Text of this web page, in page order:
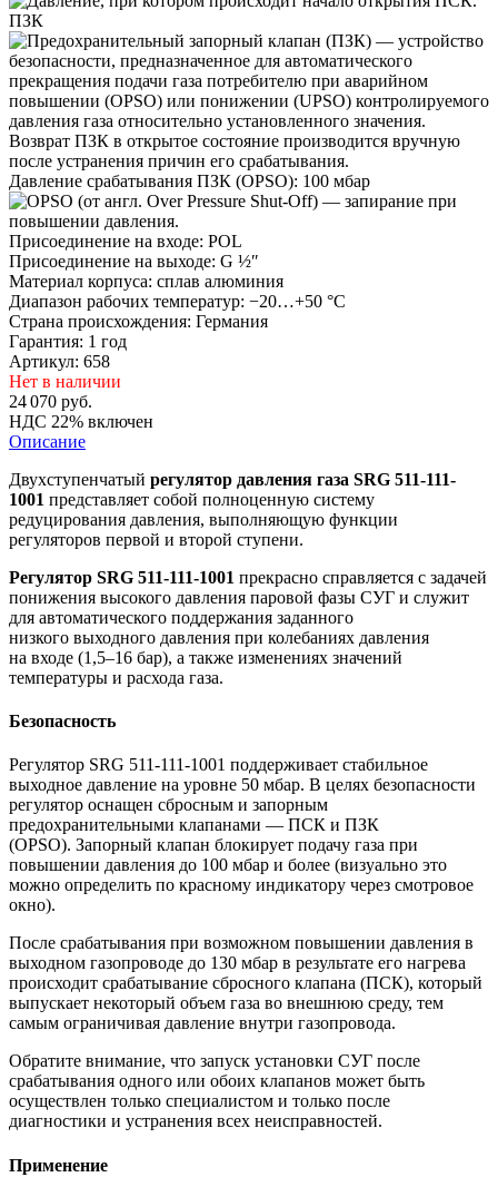
ПЗК
Давление срабатывания ПЗК (OPSO): 100 мбар
Присоединение на входе: POL
Присоединение на выходе: G ½″
Материал корпуса: сплав алюминия
Диапазон рабочих температур: −20…+50 °C
Страна происхождения: Германия
Гарантия: 1 год
Артикул: 658
Нет в наличии
24 070 руб.
НДС 22% включен
Описание
Двухступенчатый регулятор давления газа SRG 511-111-
1001 представляет собой полноценную систему
редуцирования давления, выполняющую функции
регуляторов первой и второй ступени.
Регулятор SRG 511-111-1001 прекрасно справляется с задачей
понижения высокого давления паровой фазы СУГ и служит
для автоматического поддержания заданного
низкого выходного давления при колебаниях давления
на входе (1,5–16 бар), а также изменениях значений
температуры и расхода газа.
Безопасность
Регулятор SRG 511-111-1001 поддерживает стабильное
выходное давление на уровне 50 мбар. В целях безопасности
регулятор оснащен сбросным и запорным
предохранительными клапанами — ПСК и ПЗК
(OPSO). Запорный клапан блокирует подачу газа при
повышении давления до 100 мбар и более (визуально это
можно определить по красному индикатору через смотровое
окно).
После срабатывания при возможном повышении давления в
выходном газопроводе до 130 мбар в результате его нагрева
происходит срабатывание сбросного клапана (ПСК), который
выпускает некоторый объем газа во внешнюю среду, тем
самым ограничивая давление внутри газопровода.
Обратите внимание, что запуск установки СУГ после
срабатывания одного или обоих клапанов может быть
осуществлен только специалистом и только после
диагностики и устранения всех неисправностей.
Применение